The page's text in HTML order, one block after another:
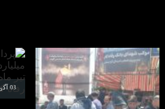
03 آگوست 2026